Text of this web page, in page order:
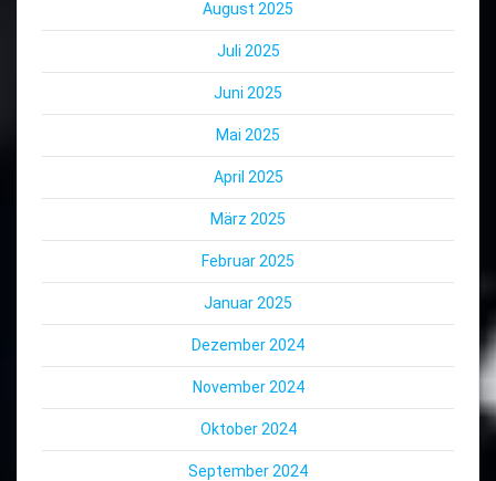
August 2025
Juli 2025
Juni 2025
Mai 2025
April 2025
März 2025
Februar 2025
Januar 2025
Dezember 2024
November 2024
Oktober 2024
September 2024